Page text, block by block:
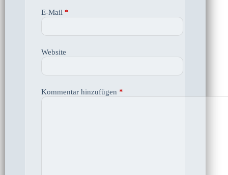
E-Mail *
Website
Kommentar hinzufügen *